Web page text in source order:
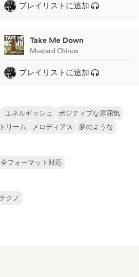
プレイリストに追加
Take Me Down
Mustard Chinos
プレイリストに追加
エネルギッシュ
ポジティブな雰囲気
リーム メロディアス 夢のような
全フォーマット対応
テクノ